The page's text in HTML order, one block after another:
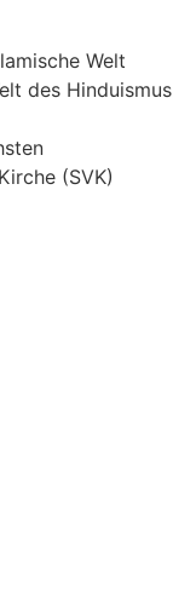
Welt
des Hinduismus
(SVK)